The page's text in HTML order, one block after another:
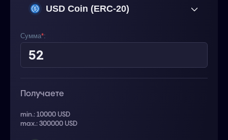
USD Coin (ERC-20)
Сумма*:
Получаете
min.: 10000 USD
max.: 300000 USD